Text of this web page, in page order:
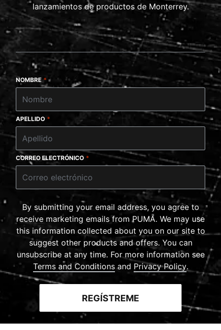
lanzamientos de productos de Monterrey.
NOMBRE *
APELLIDO *
CORREO ELECTRÓNICO *
By submitting your email address, you agree to
receive marketing emails from PUMA. We may use
this information collected about you on our site to
suggest other products and offers. You can
unsubscribe at any time. For more information see
Terms and Conditionsand Privacy Policy.
REGÍSTREME